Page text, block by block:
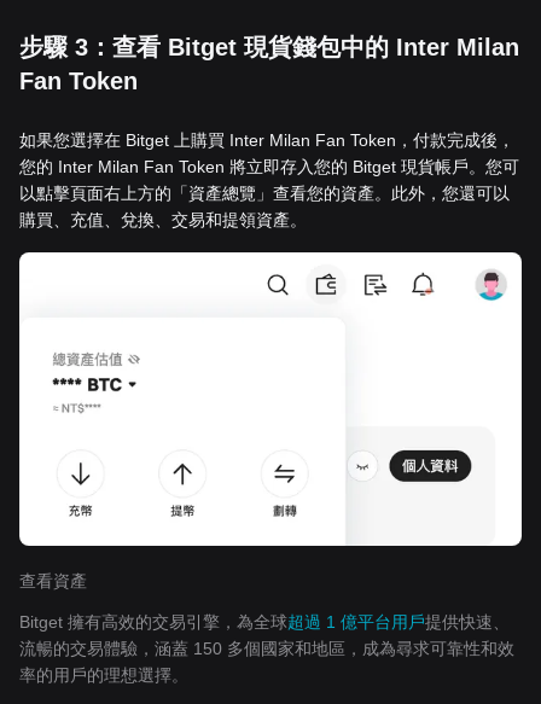
步驟 3：查看 Bitget 現貨錢包中的 Inter Milan
Fan Token
如果您選擇在 Bitget 上購買 Inter Milan Fan Token，付款完成後，
您的 Inter Milan Fan Token 將立即存入您的 Bitget 現貨帳戶。您可
以點擊頁面右上方的「資產總覽」查看您的資產。此外，您還可以
購買、充值、兌換、交易和提領資產。
查看資產
Bitget 擁有高效的交易引擎，為全球超過 1 億平台用戶提供快速、
流暢的交易體驗，涵蓋 150 多個國家和地區，成為尋求可靠性和效
率的用戶的理想選擇。